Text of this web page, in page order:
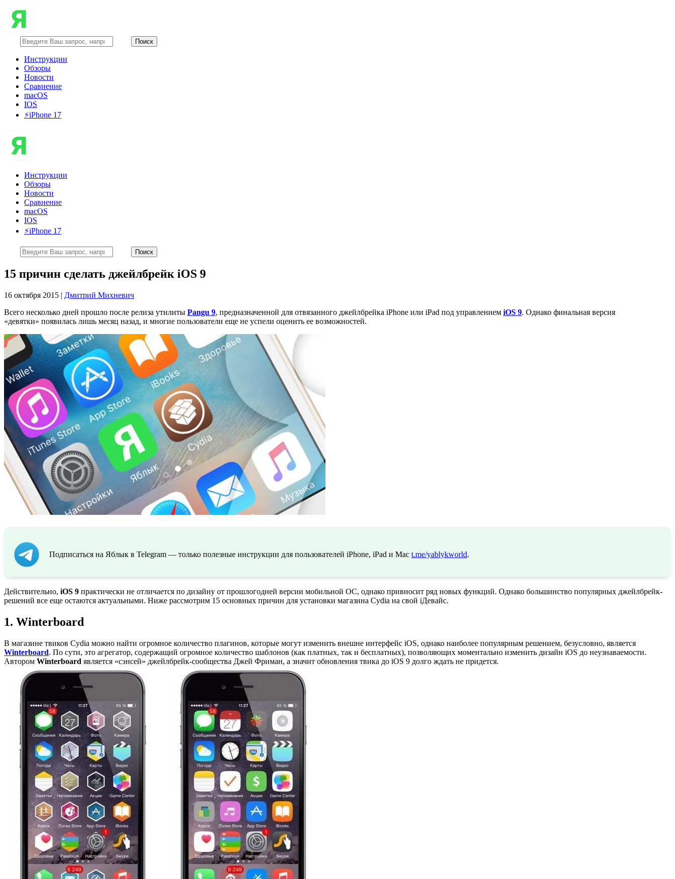
Инструкции
Обзоры
Новости
Сравнение
macOS
IOS
⚡️iPhone 17
Инструкции
Обзоры
Новости
Сравнение
macOS
IOS
⚡️iPhone 17
15 причин сделать джейлбрейк iOS 9
16 октября 2015 | Дмитрий Михневич
Всего несколько дней прошло после релиза утилиты Pangu 9, предназначенной для отвязанного джейлбрейка iPhone или iPad под управлением iOS 9. Однако финальная версия
«девятки» появилась лишь месяц назад, и многие пользователи еще не успели оценить ее возможностей.
Подписаться на Яблык в Telegram — только полезные инструкции для пользователей iPhone, iPad и Mac t.me/yablykworld.
Действительно, iOS 9 практически не отличается по дизайну от прошлогодней версии мобильной ОС, однако привносит ряд новых функций. Однако большинство популярных джейлбрейк-
решений все еще остаются актуальными. Ниже рассмотрим 15 основных причин для установки магазина Cydia на свой iДевайс.
1. Winterboard
В магазине твиков Cydia можно найти огромное количество плагинов, которые могут изменить внешне интерфейс iOS, однако наиболее популярным решением, безусловно, является
Winterboard. По сути, это агрегатор, содержащий огромное количество шаблонов (как платных, так и бесплатных), позволяющих моментально изменить дизайн iOS до неузнаваемости.
Автором Winterboard является «сэнсей» джейлбрейк-сообщества Джей Фриман, а значит обновления твика до iOS 9 долго ждать не придется.